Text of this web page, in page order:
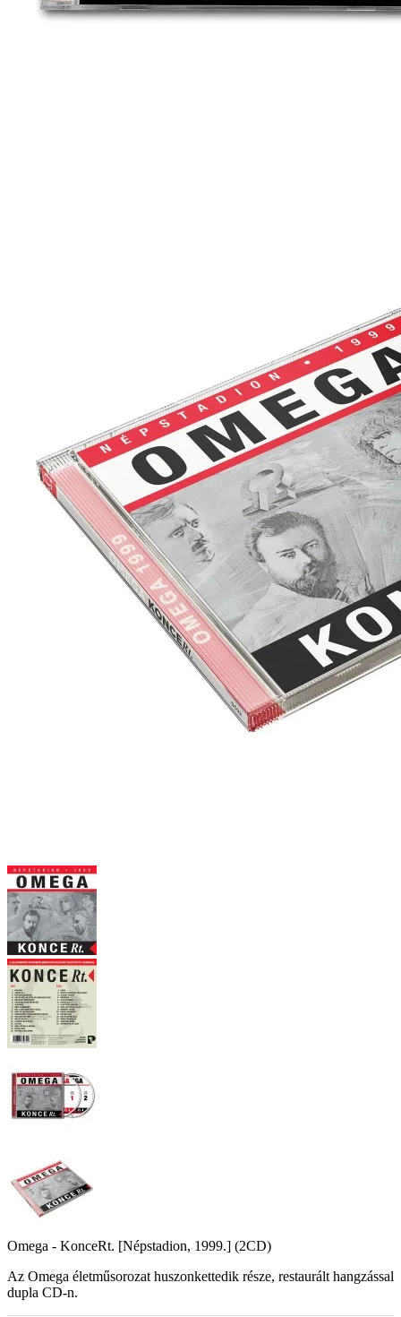
Omega - KonceRt. [Népstadion, 1999.] (2CD)
Az Omega életműsorozat huszonkettedik része, restaurált hangzással
dupla CD-n.